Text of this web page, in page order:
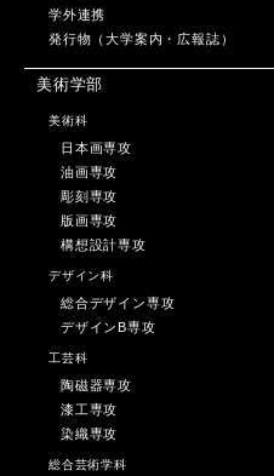
学外連携
発行物（大学案内・広報誌）
美術学部
美術科
日本画専攻
油画専攻
彫刻専攻
版画専攻
構想設計専攻
デザイン科
総合デザイン専攻
デザインB専攻
工芸科
陶磁器専攻
漆工専攻
染織専攻
総合芸術学科